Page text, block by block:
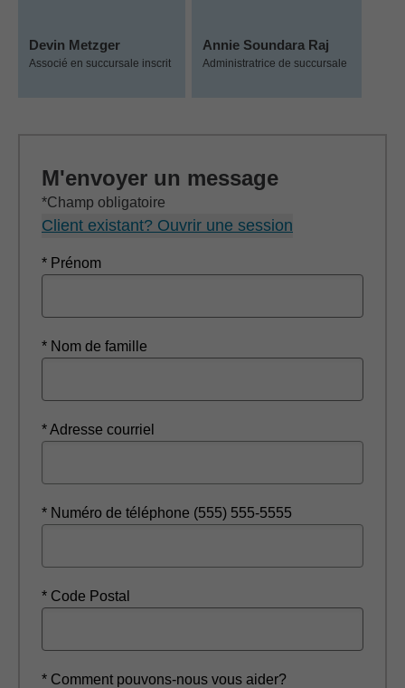
Devin Metzger
Associé en succursale inscrit
Annie Soundara Raj
Administratrice de succursale
M'envoyer un message
*Champ obligatoire
Client existant? Ouvrir une session
* Prénom
* Nom de famille
* Adresse courriel
* Numéro de téléphone (555) 555-5555
* Code Postal
* Comment pouvons-nous vous aider?